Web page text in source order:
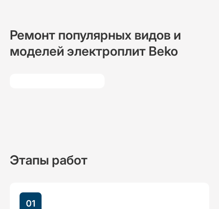
Ремонт популярных видов и
моделей электроплит Beko
Этапы работ
01